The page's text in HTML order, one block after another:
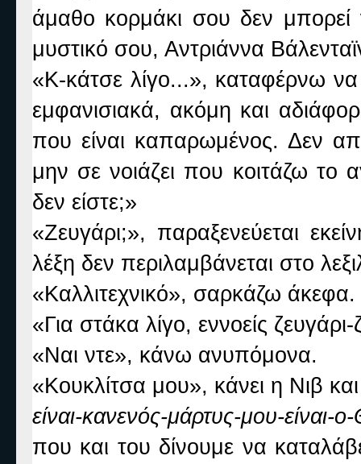
άμαθο κορμάκι σου δεν
μυστικό σου, Αντριάννα
«Κ-κάτσε λίγο...», καταφέρνω να
εμφανισιακά, ακόμη και
που είναι καπαρωμένος. Δεν
μην σε νοιάζει που κοιτάζω το
δεν είστε;»
«Ζευγάρι;», παραξενεύεται
λέξη δεν περιλαμβάνεται στο
«Καλλιτεχνικό», σαρκάζω άκεφα.
«Για στάκα λίγο, εννοείς ζευγάρι-
«Ναι ντε», κάνω ανυπόμονα.
«Κουκλίτσα μου», κάνει η Νιβ
είναι-κανενός-μάρτυς-μου-είναι-
που και του δίνουμε να